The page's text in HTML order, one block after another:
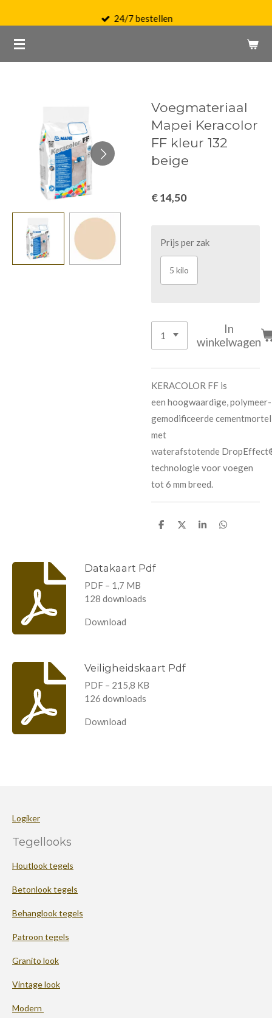
naar
de
24/7 bestellen
Voegmateriaal
Mapei Keracolor
FF kleur 132
beige
€ 14,50
Prijs per zak
5 kilo
In
winkelwagen
KERACOLOR FF is
een hoogwaardige, polymeer-
gemodificeerde cementmortel
met
waterafstotende
technologie voor voegen
tot 6 mm breed.
D
D
S
D
Datakaart Pdf
PDF – 1,7 MB
128 downloads
Download
Veiligheidskaart Pdf
PDF – 215,8 KB
126 downloads
Download
Logiker
Tegellooks
Houtlook tegels
Betonlook tegels
Behanglook tegels
Patroon tegels
Granito look
Vintage look
Modern